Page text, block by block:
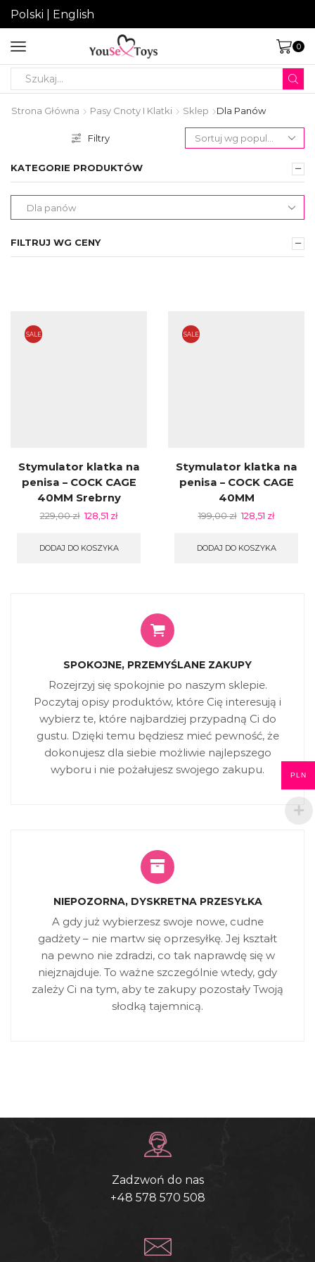
Polski English
0
Strona Główna Pasy Cnoty I Klatki Sklep Dla Panów
Filtry
KATEGORIE PRODUKTÓW
FILTRUJ WG CENY
SALE
Stymulator klatka na
penisa – COCK CAGE
40MM Srebrny
229,00zł 128,51 zł
DODAJ DO KOSZYKA
SALE
Stymulator klatka na
penisa – COCK CAGE
40MM
199,00zł 128,51 zł
DODAJ DO KOSZYKA
SPOKOJNE, PRZEMYŚLANE ZAKUPY
Rozejrzyj się spokojnie po naszym sklepie.
Poczytaj opisy produktów, które Cię interesują i
wybierz te, które najbardziej przypadną Ci do
gustu. Dzięki temu będziesz mieć pewność, że
dokonujesz dla siebie możliwie najlepszego
wyboru i nie pożałujesz swojego zakupu.
NIEPOZORNA, DYSKRETNA PRZESYŁKA
A gdy już wybierzesz swoje nowe, cudne
gadżety – nie martw się oprzesyłkę. Jej kształt
na pewno nie zdradzi, co tak naprawdę się w
niejznajduje. To ważne szczególnie wtedy, gdy
zależy Ci na tym, aby te zakupy pozostały Twoją
słodką tajemnicą.
Zadzwoń do nas
+48 578 570 508
PLN